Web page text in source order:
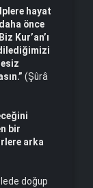
hayat
önce
Kur’an’ı
(Şûrâ
bir
arka
doğup